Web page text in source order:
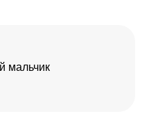
мальчик